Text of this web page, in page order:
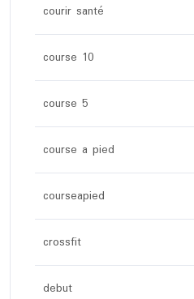
courir santé
course 10
course 5
course a pied
courseapied
crossfit
debut